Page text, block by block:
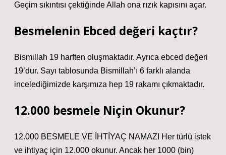
Geçim sıkıntısı çektiğinde Allah ona rızık kapısını açar.
Besmelenin Ebced değeri kaçtır?
Bismillah 19 harften oluşmaktadır. Ayrıca ebced değeri
19’dur. Sayı tablosunda Bismillah’ı 6 farklı alanda
incelediğimizde karşımıza hep 19 rakamı çıkmaktadır.
12.000 besmele Niçin Okunur?
12.000 BESMELE VE İHTİYAÇ NAMAZI Her türlü istek
ve ihtiyaç için 12.000 okunur. Ancak her 1000 (bin)